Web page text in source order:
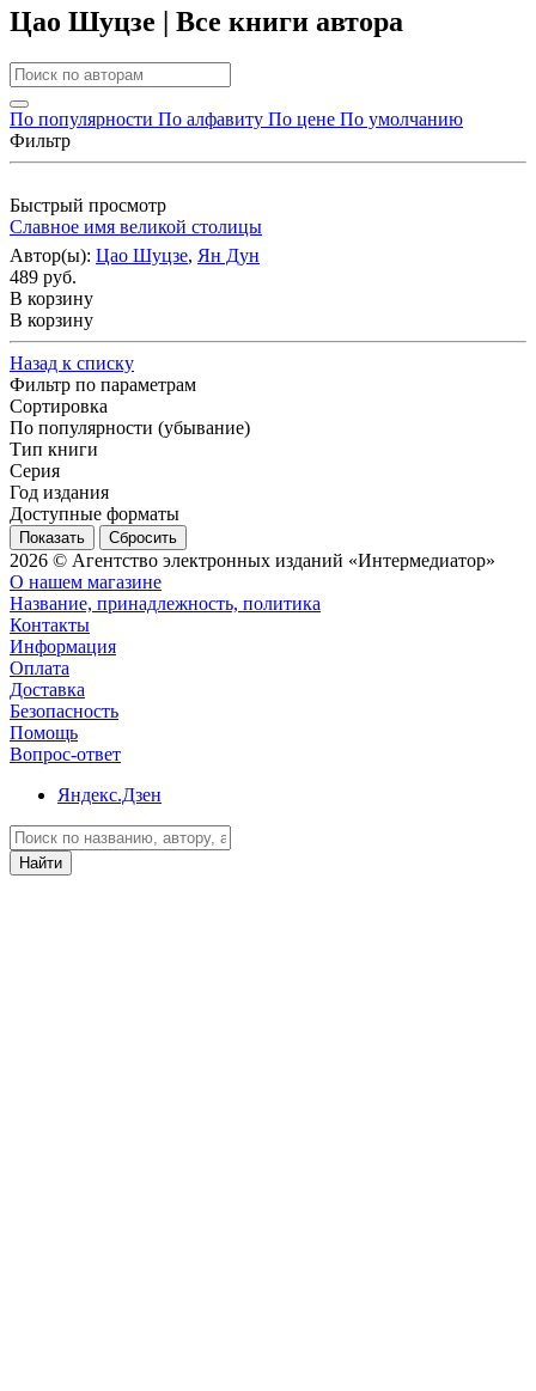
Цао Шуцзе | Все книги автора
По популярности По алфавиту По цене По умолчанию
Фильтр
Быстрый просмотр
Славное имя великой столицы
Автор(ы): Цао Шуцзе, Ян Дун
489 руб.
В корзину
В корзину
Назад к списку
Фильтр по параметрам
Сортировка
По популярности (убывание)
Тип книги
Серия
Год издания
Доступные форматы
Сбросить
2026 © Агентство электронных изданий «Интермедиатор»
О нашем магазине
Название, принадлежность, политика
Контакты
Информация
Оплата
Доставка
Безопасность
Помощь
Вопрос-ответ
Яндекс.Дзен
Найти